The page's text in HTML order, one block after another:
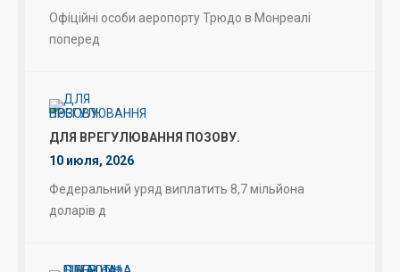
Офіційні особи аеропорту Трюдо в Монреалі
поперед
ДЛЯ ВРЕГУЛЮВАННЯ ПОЗОВУ.
10 июля, 2026
Федеральний уряд виплатить 8,7 мільйона
доларів д